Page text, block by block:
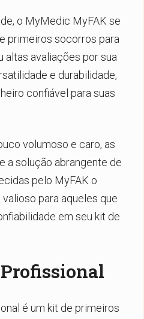
o MyMedic MyFAK se
primeiros socorros para
altas avaliações por sua
e durabilidade,
confiável para suas
volumoso e caro, as
a solução abrangente de
pelo MyFAK o
para aqueles que
em seu kit de
é um kit de primeiros